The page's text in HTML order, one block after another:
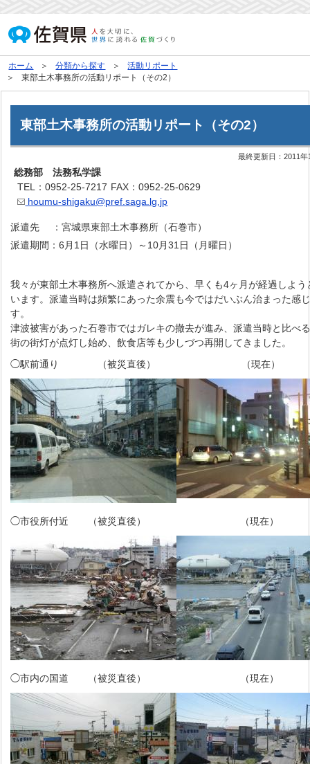
ホーム 分類から探す
活動リポート
東部土木事務所の活動リポート（その2）
東部土木事務所の活動リポート（その2）
最終更新日：2011年
総務部 法務私学課
TEL：0952-25-7217 FAX：0952-25-0629
houmu-shigaku@pref.saga.lg.jp
派遣先 ：宮城県東部土木事務所（石巻市）
派遣期間：6月1日（水曜日）～10月31日（月曜日）
我々が東部土木事務所へ派遣されてから、早くも4ヶ月が経過しよう
います。派遣当時は頻繁にあった余震も今ではだいぶん治まった感
す。
津波被害があった石巻市ではガレキの撤去が進み、派遣当時と比べ
街の街灯が点灯し始め、飲食店等も少しづつ再開してきました。
◯駅前通り （被災直後）
（現在）
◯市役所付近 （被災直後） （現在）
◯市内の国道 （被災直後） （現在）